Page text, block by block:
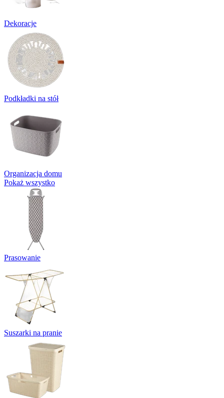
Dekoracje
Podkładki na stół
Organizacja domu
Pokaż wszystko
Prasowanie
Suszarki na pranie